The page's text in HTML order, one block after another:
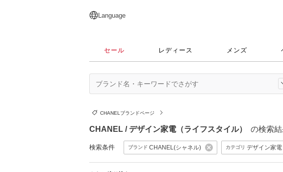
日本語
English
简体中文
繁體中文
Language
セール レディース メンズ
CHANELブランドページ
CHANEL / デザイン家電（ライフスタイル） の検索
検索条件 ブランド CHANEL(シャネル) カテゴリ デザイン家電